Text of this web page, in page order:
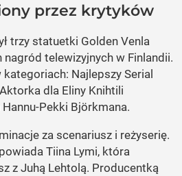
przez krytyków
trzy statuetki Golden Venla
telewizyjnych w Finlandii.
Najlepszy Serial
dla Eliny Knihtili
Pekki Björkmana.
za scenariusz i reżyserię.
Tiina Lymi, która
z Juhą Lehtolą. Producentką